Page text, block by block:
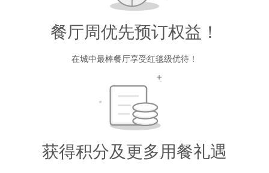
餐厅周优先预订权益！
在城中最棒餐厅享受红毯级优待！
获得积分及更多用餐礼遇